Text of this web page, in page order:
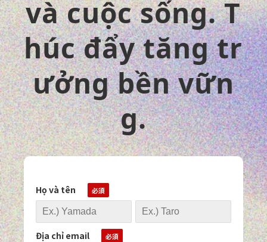
và cuộc sống. T
húc đẩy tăng tr
ưởng bền vữn
g.
Họ và tên
Địa chỉ email